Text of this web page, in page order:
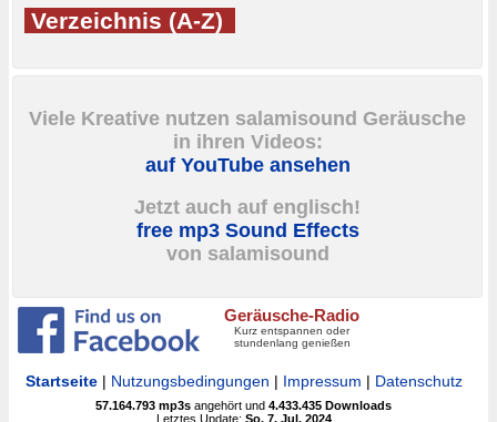
Verzeichnis (A-Z)
Viele Kreative nutzen salamisound Geräusche
in ihren Videos:
auf YouTube ansehen
Jetzt auch auf englisch!
free mp3 Sound Effects
von salamisound
Geräusche-Radio
Kurz entspannen oder
stundenlang genießen
Startseite| Nutzungsbedingungen | Impressum | Datenschutz
57.164.793 mp3s angehört und4.433.435 Downloads
Letztes Update: So. 7. Jul. 2024